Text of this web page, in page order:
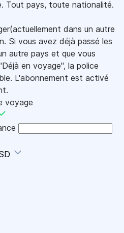
Tout pays, toute nationalité.
dans un autre
Si vous avez déjà passé les
autre pays et que vous
en voyage", la police
L'abonnement est activé
voyage